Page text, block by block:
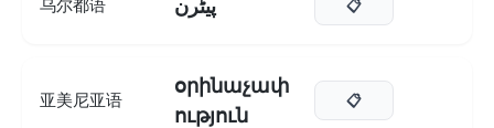
乌尔都语 پیٹرن 📋
亚美尼亚语
օրինաչափ
ություն
📋